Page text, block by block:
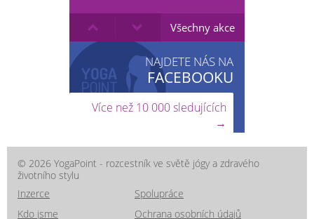
Všechny akce
NAJDETE NÁS NA
FACEBOOKU
Více než 10 000 sledujících
→
© 2026 YogaPoint - rozcestník ve světě jógy a zdravého
životního stylu
Inzerce
Spolupráce
Kdo jsme
Ochrana osobních údajů